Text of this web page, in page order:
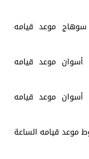
سوهاج موعد قيامه
أسوان موعد قيامه
أسوان موعد قيامه
أسيوط موعد قيامه الساعة